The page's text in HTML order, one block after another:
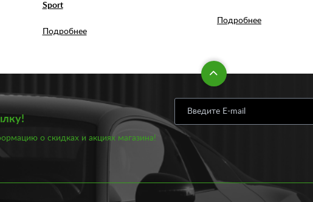
Sport
Подробнее
Подробнее
о скидках и акциях магазина!